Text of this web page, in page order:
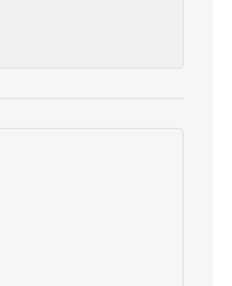
czemu
ponieważ